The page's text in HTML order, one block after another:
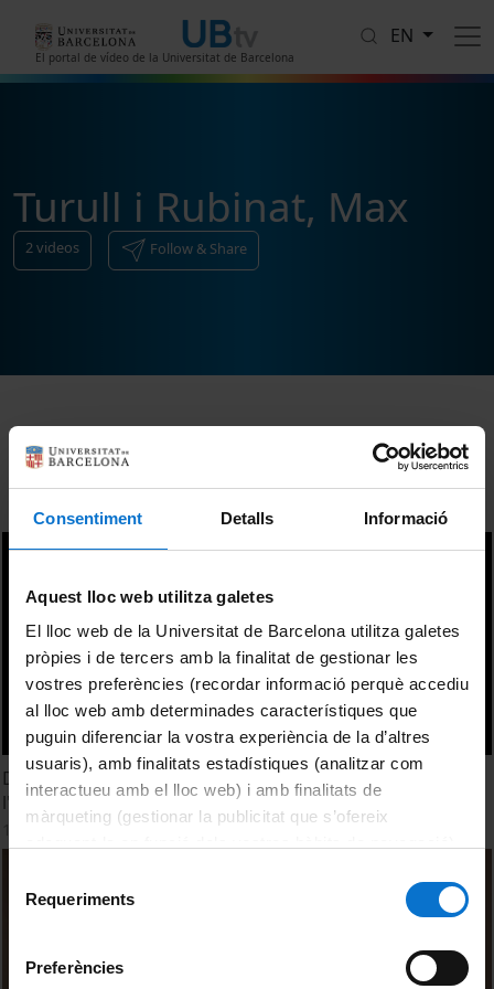
Consentiment Detalls Informació
Aquest lloc web utilitza galetes
El lloc web de la Universitat de Barcelona utilitza galetes
pròpies i de tercers amb la finalitat de gestionar les
vostres preferències (recordar informació perquè accediu
al lloc web amb determinades característiques que
puguin diferenciar la vostra experiència de la d’altres
usuaris), amb finalitats estadístiques (analitzar com
interactueu amb el lloc web) i amb finalitats de
màrqueting (gestionar la publicitat que s’ofereix
consultar laPolítica de galetes del lloc web de la
Requeriments
Preferències
El portal de vídeo de la Universitat de Barcelona
EN
Turull i Rubinat, Max
2videos Follow & Share
Sort
Debat de la Taula Rodona: 'La fascinació per l'Orient a
l'època medieval'
13 October, 2010